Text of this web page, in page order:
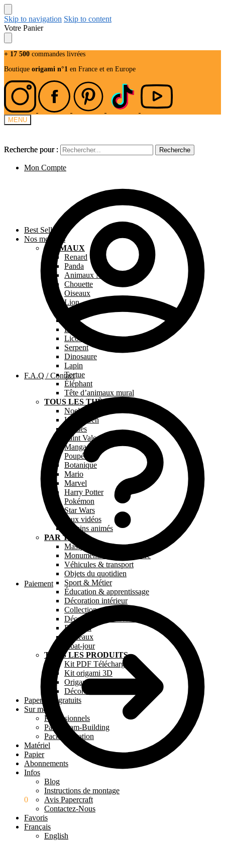
Skip to navigation Skip to content
Votre Panier
+ 17 500 commandes livrées
Boutique origami n°1 en France et en Europe
MENU
Recherche pour : Recherche
Mon Compte
F.A.Q / Contact
Paiement
0
Recherche pour : Recherche
Best Sellers
Nos modèles
ANIMAUX
Renard
Panda
Animaux Marins
Chouette
Oiseaux
Lion
Dragon
Licorne
Serpent
Dinosaure
Lapin
Tortue
Éléphant
Tête d’animaux mural
TOUS LES THÈMES
Noel
Halloween
Pâques
Saint Valentin
Manga
Poupée
Botanique
Mario
Marvel
Harry Potter
Pokémon
Star Wars
Jeux vidéos
Dessins animés
PAR TYPE
Masque en papier
Monuments & Architecture
Véhicules & transport
Objets du quotidien
Sport & Métier
Éducation & apprentissage
Décoration intérieur
Collection « Paperkids »
Décoration chambre bébé
Religion
Tableaux
Abat-jour
TOUS LES PRODUITS
Kit PDF Téléchargeable
Kit origami 3D
Origami 3D à poser
Décoration murale 3D
Papercraft gratuits
Sur mesure
Professionnels
Pack Team-Building
Pack Éducation
Matériel
Papier
Abonnements
Infos
Blog
Instructions de montage
Avis Papercraft
Contactez-Nous
Favoris
Français
English